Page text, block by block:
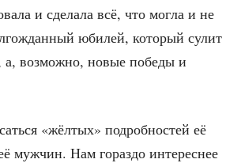
и сде­ла­ла всё, что мог­ла и не
юби­лей, кото­рый сулит
а, воз­мож­но, новые побе­ды и
«жёл­тых» подроб­но­стей её
муж­чин. Нам гораз­до инте­рес­нее